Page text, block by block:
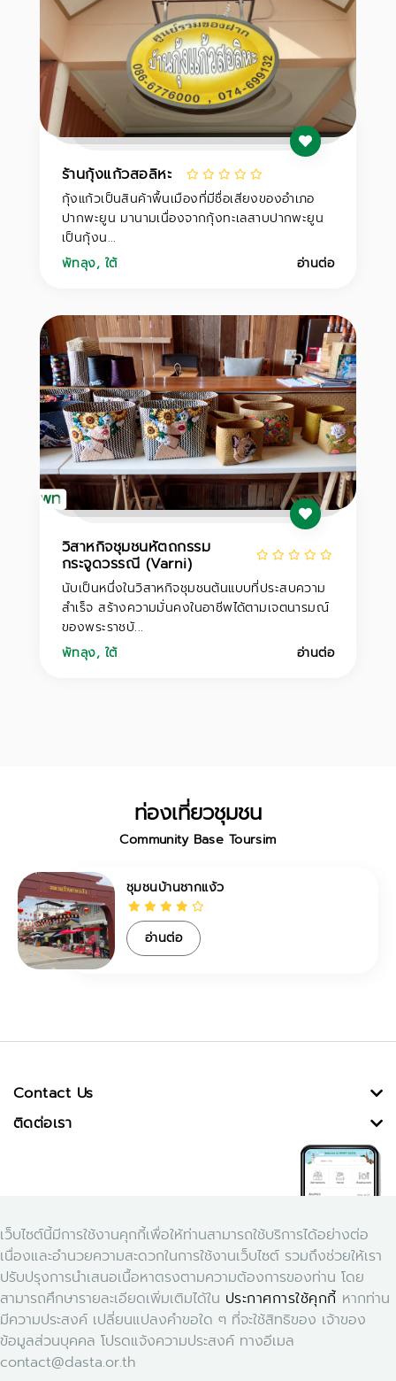
ร้านกุ้งแก้วสอลิหะ
กุ้งแก้วเป็นสินค้าพื้นเมืองที่มีชื่อเสียงของอำเภอ
ปากพะยูน มานามเนื่องจากกุ้งทะเลสาบปากพะยูน
เป็นกุ้งน...
พัทลุง, ใต้ อ่านต่อ
วิสาหกิจชุมชนหัตถกรรม
กระจูดวรรณี (Varni)
นับเป็นหนึ่งในวิสาหกิจชุมชนต้นแบบที่ประสบความ
สำเร็จ สร้างความมั่นคงในอาชีพได้ตามเจตนารมณ์
ของพระราชบั...
พัทลุง, ใต้ อ่านต่อ
ท่องเที่ยวชุมชน
Community Base Toursim
ชุมชนบ้านชากแง้ว
อ่านต่อ
เว็บไซต์นี้มีการใช้งานคุกกี้เพื่อให้ท่านสามารถใช้บริการได้อย่างต่อ
เนื่องและอำนวยความสะดวกในการใช้งานเว็บไซต์ รวมถึงช่วยให้เรา
ปรับปรุงการนำเสนอเนื้อหาตรงตามความต้องการของท่าน โดย
สามารถศึกษารายละเอียดเพิ่มเติมได้ใน ประกาศการใช้คุกกี้ หากท่าน
มีความประสงค์ เปลี่ยนแปลงคำขอใด ๆ ที่จะใช้สิทธิของ เจ้าของ
ข้อมูลส่วนบุคคล โปรดแจ้งความประสงค์ ทางอีเมล
contact@dasta.or.th
Contact Us
ติดต่อเรา
Download Application Smart Dasta